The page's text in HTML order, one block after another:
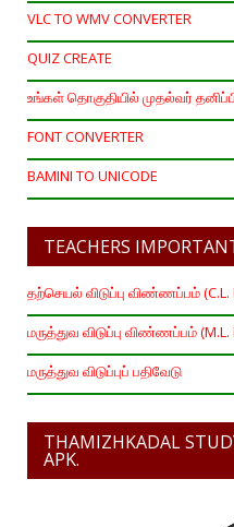
VLC TO WMV CONVERTER
QUIZ CREATE
உங்கள் தொகுதியில் முதல்வர்
FONT CONVERTER
BAMINI TO UNICODE
TEACHERS
தற்செயல் விடுப்பு விண்ணப்பம் (C.L.
மருத்துவ விடுப்பு விண்ணப்பம் (M.L.
மருத்துவ விடுப்புப் பதிவேடு
THAMIZHKADAL
APK.